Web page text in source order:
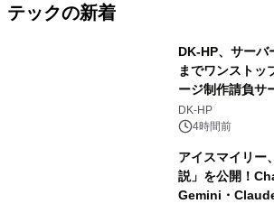
テックの新着
DK-HP、サーバ
までワンストッ
ージ制作請負サ
DK-HP
4時間前
アイスマイリー
説」を公開！
Gemini・